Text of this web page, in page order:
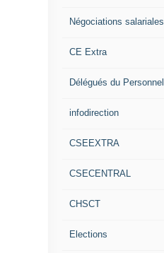
Négociations salariales
CE Extra
Délégués du Personnel
infodirection
CSEEXTRA
CSECENTRAL
CHSCT
Elections